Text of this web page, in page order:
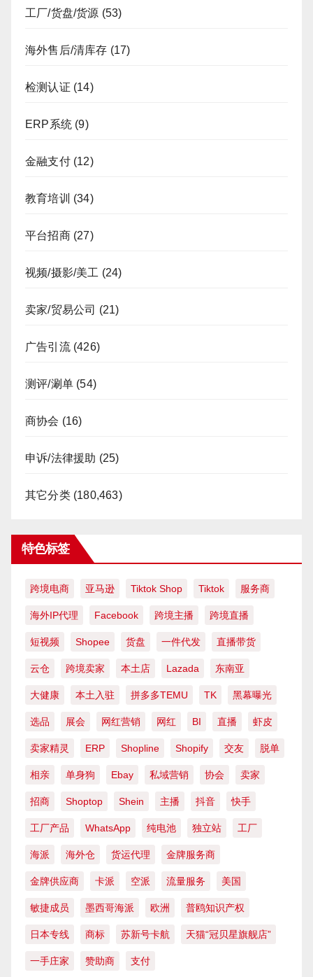
工厂/货盘/货源 (53)
海外售后/清库存 (17)
检测认证 (14)
ERP系统 (9)
金融支付(12)
教育培训 (34)
平台招商(27)
视频/摄影/美工 (24)
卖家/贸易公司 (21)
广告引流(426)
测评/涮单 (54)
商协会 (16)
申诉/法律援助 (25)
其它分类(180,463)
特色标签
跨境电商 亚马逊 Tiktok Shop Tiktok 服务商
海外IP代理 Facebook 跨境主播 跨境直播
短视频 Shopee 货盘 一件代发 直播带货
云仓 跨境卖家 本土店 Lazada 东南亚
大健康 本土入驻 拼多多TEMU TK 黑幕曝光
选品 展会 网红营销 网红 BI 直播 虾皮
卖家精灵 ERP Shopline Shopify 交友 脱单
相亲 单身狗 Ebay 私域营销 协会 卖家
招商 Shoptop Shein 主播 抖音 快手
工厂产品 WhatsApp 纯电池 独立站 工厂
海派 海外仓 货运代理 金牌服务商
金牌供应商 卡派 空派 流量服务 美国
敏捷成员 墨西哥海派 欧洲 普鸥知识产权
日本专线 商标 苏新号卡航 天猫“冠贝星旗舰店”
一手庄家 赞助商 支付